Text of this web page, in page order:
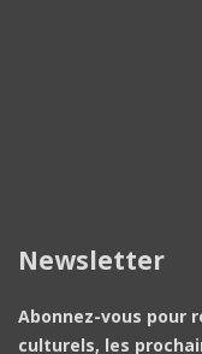
Newsletter
Abonnez-vous pour
culturels, les